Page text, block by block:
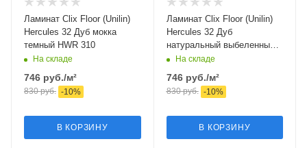
Ламинат Clix Floor (Unilin)
Hercules 32 Дуб мокка
темный HWR 310
На складе
746 руб./м²
830руб. -10%
В КОРЗИНУ
Ламинат Clix Floor (Unilin)
Hercules 32 Дуб
натуральный выбеленный
HWR 309
На складе
746руб./м²
830руб. -10%
В КОРЗИНУ